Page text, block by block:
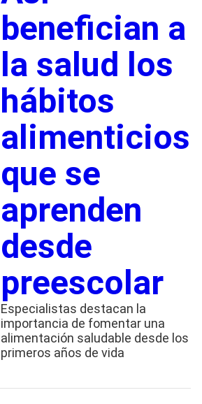
benefician a
la salud los
hábitos
alimenticios
que se
aprenden
desde
preescolar
Especialistas destacan la
importancia de fomentar una
alimentación saludable desde los
primeros años de vida